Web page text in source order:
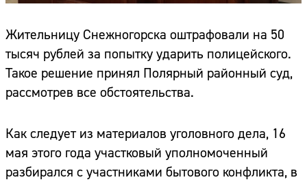
Жительницу Снежногорска оштрафовали на 50
тысяч рублей за попытку ударить полицейского.
Такое решение принял Полярный районный суд,
рассмотрев все обстоятельства.
Как следует из материалов уголовного дела, 16
мая этого года участковый уполномоченный
разбирался с участниками бытового конфликта, в